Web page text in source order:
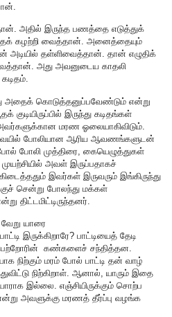
அதில் இருந்த பணத்தை எடுத்துக்
கழற்றி வைத்தான். அனைத்தையும்
அடியில் தள்ளிவைத்தான். தான் எழுதிக்
அது அவனுடைய காதலி
அதைக் கொடுத்தனுப்பவேண்டும் என்று
குடியிருப்பில் இருந்து கடிதங்கள்
மரண ஓலையாகிவிடும்.
போலியான ஆரிய ஆவணங்களுடன்
போலி முத்திரை, கையெழுத்துகள்
அவள் இருப்பதாகச்
இவர்கள் இருவரும் இங்கிருந்து
சென்று போலந்து மக்கள்
திட்டமிட்டிருந்தனர்.
வேறு யாரை
இருக்கிறாரே? பாட்டியைத் தேடி
கண்களைச் சந்தித்தன.
நிற்கும் மரம் போல் பாட்டி தன் வாழ்
நிற்கிறாள். ஆனால், யாரும் இதை
இல்லை. எஞ்சியிருக்கும் சொற்ப
என்று அவளுக்கு மரணத் தீர்ப்பு வழங்க